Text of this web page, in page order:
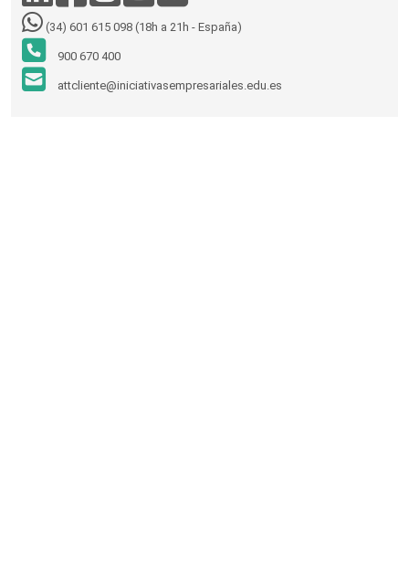
(34) 601 615 098 (18h a 21h - España)
900 670 400
attcliente@iniciativasempresariales.edu.es